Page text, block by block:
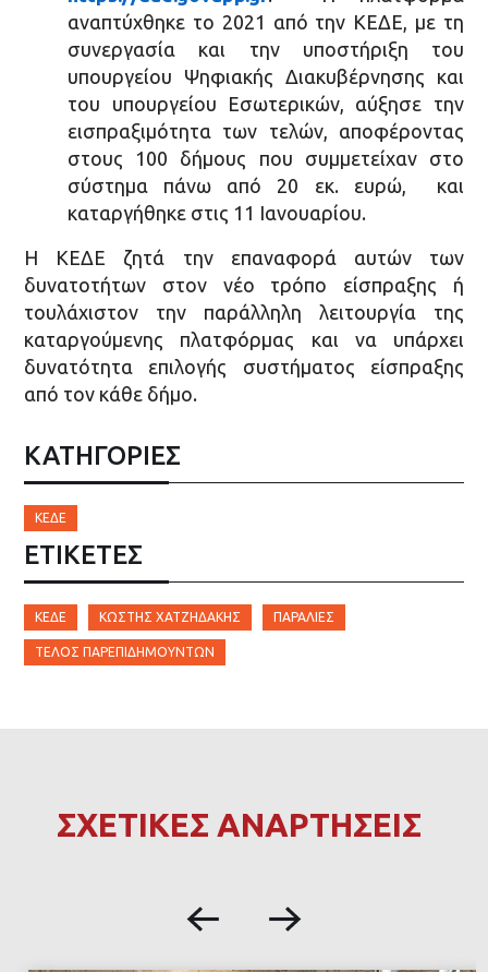
αναπτύχθηκε το 2021 από την ΚΕΔΕ, με τη
συνεργασία και την υποστήριξη του
υπουργείου Ψηφιακής Διακυβέρνησης και
του υπουργείου Εσωτερικών, αύξησε την
εισπραξιμότητα των τελών, αποφέροντας
στους 100 δήμους που συμμετείχαν στο
σύστημα πάνω από 20 εκ. ευρώ, και
καταργήθηκε στις 11 Ιανουαρίου.
Η ΚΕΔΕ ζητά την επαναφορά αυτών των
δυνατοτήτων στον νέο τρόπο είσπραξης ή
τουλάχιστον την παράλληλη λειτουργία της
καταργούμενης πλατφόρμας και να υπάρχει
δυνατότητα επιλογής συστήματος είσπραξης
από τον κάθε δήμο.
ΚΑΤΗΓΟΡΙΕΣ
ΚΕΔΕ
ΕΤΙΚΈΤΕΣ
ΚΕΔΕ ΚΩΣΤΉΣ ΧΑΤΖΗΔΆΚΗΣ ΠΑΡΑΛΊΕΣ
ΤΈΛΟΣ ΠΑΡΕΠΙΔΗΜΟΎΝΤΩΝ
ΣΧΕΤΙΚΕΣ ΑΝΑΡΤΗΣΕΙΣ